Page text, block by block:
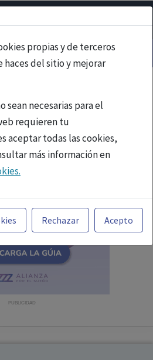
propias y de terceros
haces del sitio y mejorar
sean necesarias para el
requieren tu
aceptar todas las cookies,
más información en
en la Página Web está
mercado español y, por
sanitarios legalmente
o dispensar medicamentos
La información técnica de los
meramente informativo,
Rechazar Acepto
PUBLICIDAD